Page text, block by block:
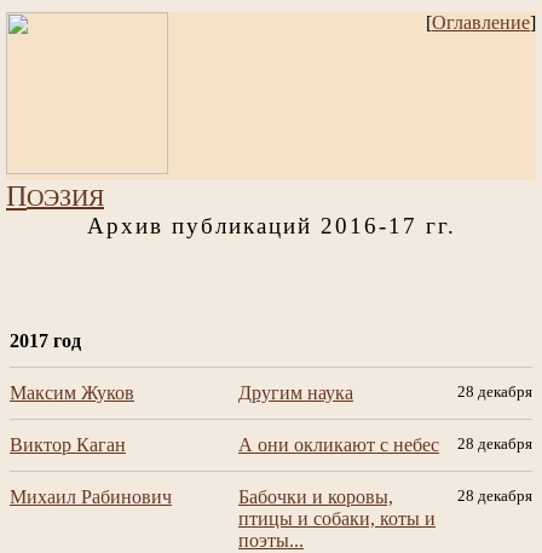
[Оглавление]
ПОЭЗИЯ
Архив публикаций 2016-17 гг.
2017 год
Максим Жуков Другим наука 28 декабря
Виктор Каган А они окликают с небес 28 декабря
Михаил Рабинович
Бабочки и коровы,
птицы и собаки, коты и
поэты...
28 декабря